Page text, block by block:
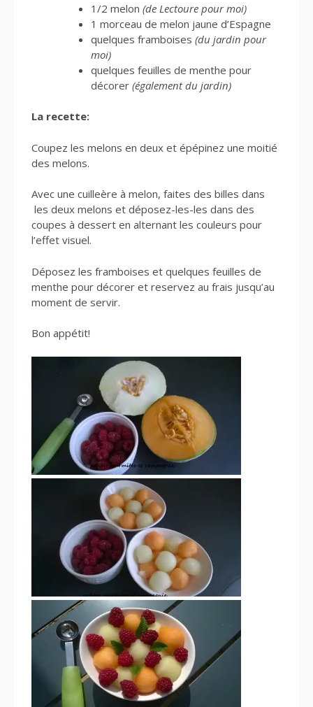
1/2 melon (de Lectoure pour moi)
1 morceau de melon jaune d’Espagne
quelques framboises (du jardin pour
moi)
quelques feuilles de menthe pour
décorer (également du jardin)
La recette:
Coupez les melons en deux et épépinez une moitié
des melons.
Avec une cuilleère à melon, faites des billes dans
les deux melons et déposez-les-les dans des
coupes à dessert en alternant les couleurs pour
l’effet visuel.
Déposez les framboises et quelques feuilles de
menthe pour décorer et reservez au frais jusqu’au
moment de servir.
Bon appétit!